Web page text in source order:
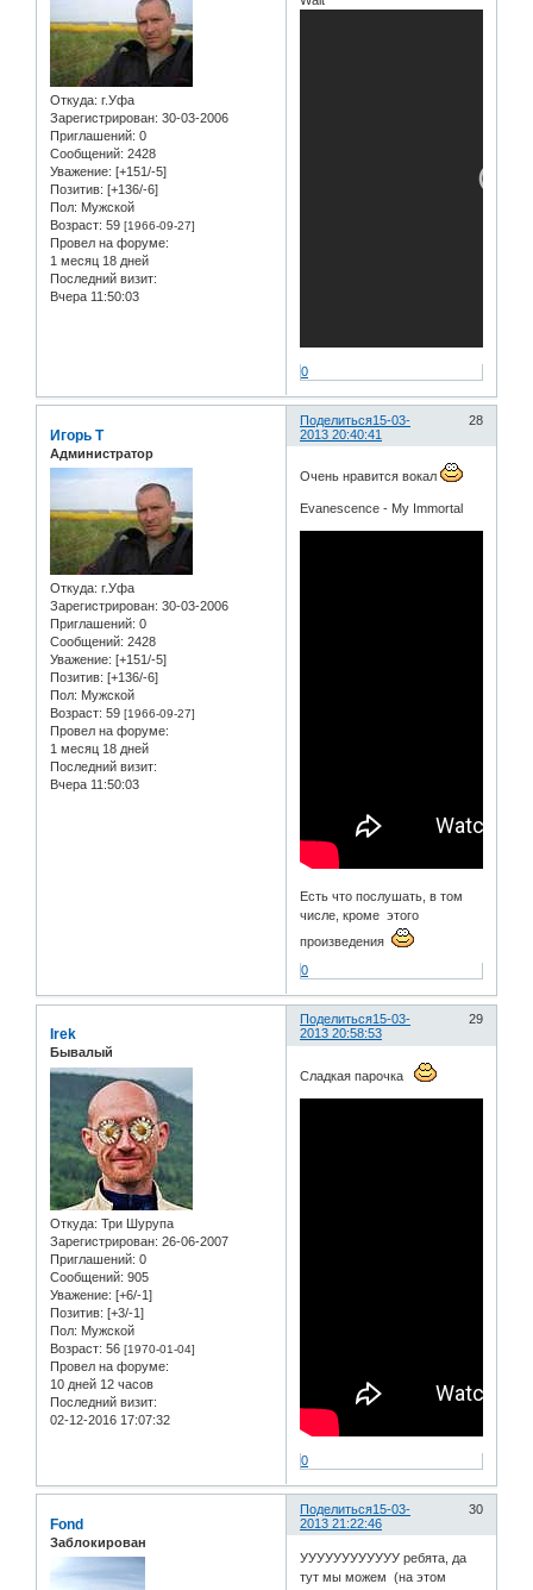
Откуда: г.Уфа
Зарегистрирован: 30-03-2006
Приглашений: 0
Сообщений: 2428
Уважение: [+151/-5]
Позитив: [+136/-6]
Пол: Мужской
Возраст: 59 [1966-09-27]
Провел на форуме:
1 месяц 18 дней
Последний визит:
Вчера 11:50:03
0
Поделиться 28
15-03-
2013 20:40:41
Игорь Т
Администратор
Откуда: г.Уфа
Зарегистрирован: 30-03-2006
Приглашений: 0
Сообщений: 2428
Уважение: [+151/-5]
Позитив: [+136/-6]
Пол: Мужской
Возраст: 59 [1966-09-27]
Провел на форуме:
1 месяц 18 дней
Последний визит:
Вчера 11:50:03
Очень нравится вокал
Evanescence - My Immortal
Есть что послушать, в том
числе, кроме этого
произведения
0
Поделиться 29
15-03-
2013 20:58:53
Irek
Бывалый
Откуда: Три Шурупа
Зарегистрирован: 26-06-2007
Приглашений: 0
Сообщений: 905
Уважение: [+6/-1]
Позитив: [+3/-1]
Пол: Мужской
Возраст: 56 [1970-01-04]
Провел на форуме:
10 дней 12 часов
Последний визит:
02-12-2016 17:07:32
Сладкая парочка
0
Поделиться 30
15-03-
2013 21:22:46
Fond
Заблокирован
УУУУУУУУУУУУ ребята, да
тут мы можем (на этом